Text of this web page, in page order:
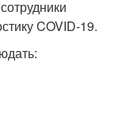
COVID-19.